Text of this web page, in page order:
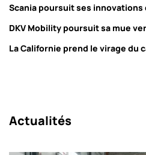
Scania poursuit ses innovations
DKV Mobility poursuit sa mue
La Californie prend le virage du
Actualités